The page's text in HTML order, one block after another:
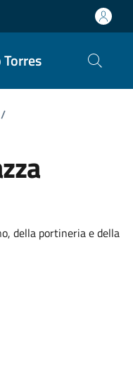
/
della portineria e della